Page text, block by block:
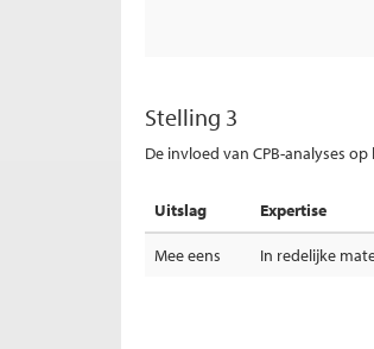
Stelling 3
De invloed van CPB-analyses
Uitslag Expertise
Mee eens In redelijke